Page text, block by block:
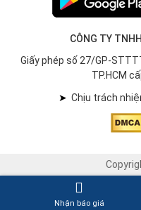
CÔNG TY
Giấy phép số 27/GP-
TP.HCM
➤ Chịu trách
Nhận báo giá